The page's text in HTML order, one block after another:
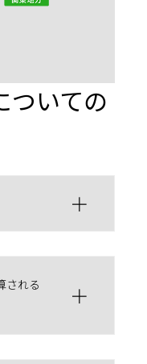
ついての
される